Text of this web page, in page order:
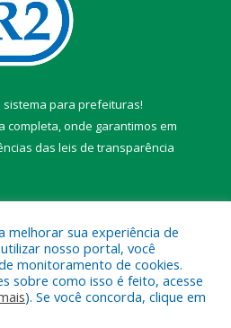
sistema para prefeituras!
completa, onde garantimos em
das leis de transparência
a Câmara Municipal de Belterra.
melhorar sua experiência de
nosso portal, você
monitoramento de cookies.
sobre como isso é feito, acesse
). Se você concorda, clique em